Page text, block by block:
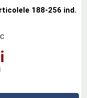
188-256 ind.